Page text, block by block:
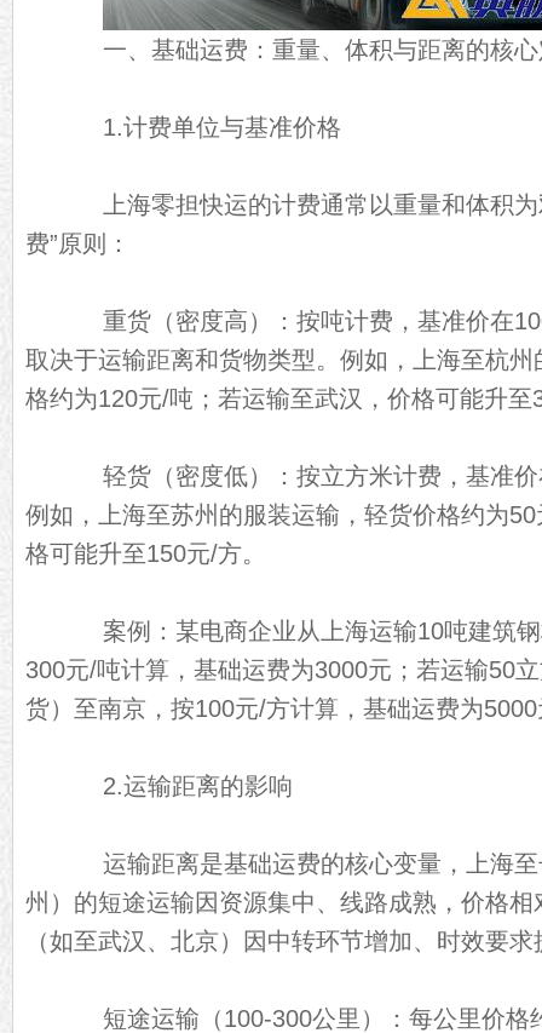
一、基础运费：重量、体积与距离的核心
1.计费单位与基准价格
上海零担快运的计费通常以重量和体积为
费”原则：
重货（密度高）：按吨计费，基准价在
取决于运输距离和货物类型。例如，上海至杭
格约为120元/吨；若运输至武汉，价格可能升至
轻货（密度低）：按立方米计费，基准价
例如，上海至苏州的服装运输，轻货价格约为
格可能升至150元/方。
案例：某电商企业从上海运输10吨建筑钢
300元/吨计算，基础运费为3000元；若运输50
货）至南京，按100元/方计算，基础运费为
2.运输距离的影响
运输距离是基础运费的核心变量，上海至
州）的短途运输因资源集中、线路成熟，价格
（如至武汉、北京）因中转环节增加、时效要
短途运输（100-300公里）：每公里价格